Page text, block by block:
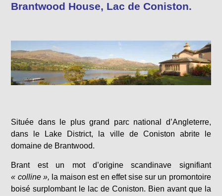
Brantwood House, Lac de Coniston.
Située dans le plus grand parc national d’Angleterre,
dans le Lake District, la ville de Coniston abrite le
domaine de Brantwood.
Brant est un mot d’origine scandinave signifiant
« colline », la maison est en effet sise sur un promontoire
boisé surplombant le lac de Coniston. Bien avant que la